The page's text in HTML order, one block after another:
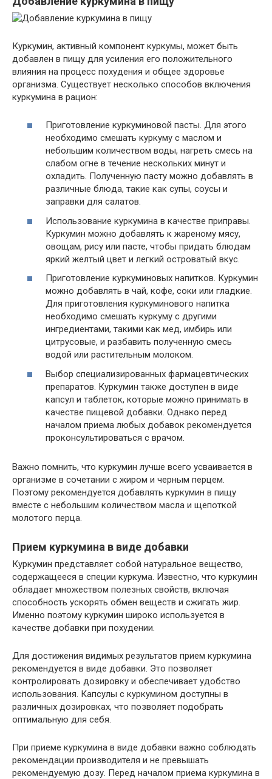
Куркумин, активный компонент куркумы, может быть
добавлен в пищу для усиления его положительного
влияния на процесс похудения и общее здоровье
организма. Существует несколько способов включения
куркумина в рацион:
Приготовление куркуминовой пасты. Для этого
необходимо смешать куркуму с маслом и
небольшим количеством воды, нагреть смесь на
слабом огне в течение нескольких минут и
охладить. Полученную пасту можно добавлять в
различные блюда, такие как супы, соусы и
заправки для салатов.
Использование куркумина в качестве приправы.
Куркумин можно добавлять к жареному мясу,
овощам, рису или пасте, чтобы придать блюдам
яркий желтый цвет и легкий островатый вкус.
Приготовление куркуминовых напитков. Куркумин
можно добавлять в чай, кофе, соки или гладкие.
Для приготовления куркуминового напитка
необходимо смешать куркуму с другими
ингредиентами, такими как мед, имбирь или
цитрусовые, и разбавить полученную смесь
водой или растительным молоком.
Выбор специализированных фармацевтических
препаратов. Куркумин также доступен в виде
капсул и таблеток, которые можно принимать в
качестве пищевой добавки. Однако перед
началом приема любых добавок рекомендуется
проконсультироваться с врачом.
Важно помнить, что куркумин лучше всего усваивается в
организме в сочетании с жиром и черным перцем.
Поэтому рекомендуется добавлять куркумин в пищу
вместе с небольшим количеством масла и щепоткой
молотого перца.
Прием куркумина в виде добавки
Куркумин представляет собой натуральное вещество,
содержащееся в специи куркума. Известно, что куркумин
обладает множеством полезных свойств, включая
способность ускорять обмен веществ и сжигать жир.
Именно поэтому куркумин широко используется в
качестве добавки при похудении.
Для достижения видимых результатов прием куркумина
рекомендуется в виде добавки. Это позволяет
контролировать дозировку и обеспечивает удобство
использования. Капсулы с куркумином доступны в
различных дозировках, что позволяет подобрать
оптимальную для себя.
При приеме куркумина в виде добавки важно соблюдать
рекомендации производителя и не превышать
рекомендуемую дозу. Перед началом приема куркумина в